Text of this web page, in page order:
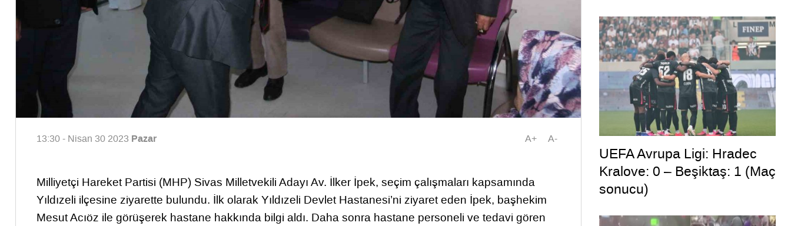
13:30 - Nisan 30 2023 Pazar A+ A-
Milliyetçi Hareket Partisi (MHP) Sivas Milletvekili Adayı Av. İlker İpek, seçim çalışmaları kapsamında
Yıldızeli ilçesine ziyarette bulundu. İlk olarak Yıldızeli Devlet Hastanesi’ni ziyaret eden İpek, başhekim
Mesut Acıöz ile görüşerek hastane hakkında bilgi aldı. Daha sonra hastane personeli ve tedavi gören
UEFA Avrupa Ligi: Hradec
Kralove: 0 – Beşiktaş: 1 (Maç
sonucu)